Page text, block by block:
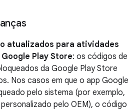
atualizados para atividades
Play Store: os códigos de
da Google Play Store
Nos casos em que o app Google
pelo sistema (por exemplo,
pelo OEM), o código